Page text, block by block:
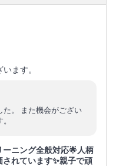
ます。
た。 また機会がござい
ーニング全般対応🌟人柄
されています✨親子で頑